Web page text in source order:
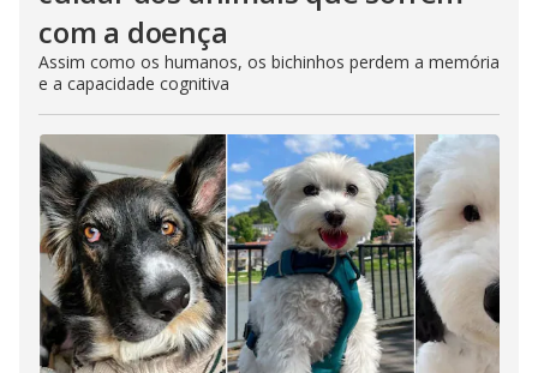
com a doença
Assim como os humanos, os bichinhos perdem a memória
e a capacidade cognitiva